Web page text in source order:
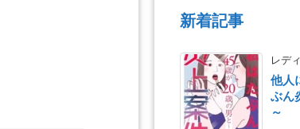
新着記事
レデ
他人
ぶん
～